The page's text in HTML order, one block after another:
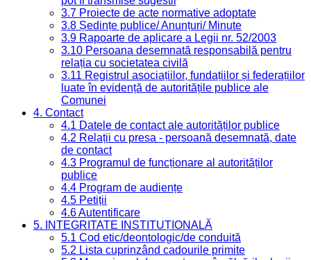
3.7 Proiecte de acte normative adoptate
3.8 Ședințe publice/ Anunțuri/ Minute
3.9 Rapoarte de aplicare a Legii nr. 52/2003
3.10 Persoana desemnată responsabilă pentru
relația cu societatea civilă
3.11 Registrul asociațiilor, fundațiilor și federațiilor
luate în evidență de autoritățile publice ale
Comunei
4. Contact
4.1 Datele de contact ale autorităților publice
4.2 Relații cu presa - persoană desemnată, date
de contact
4.3 Programul de funcționare al autorităților
publice
4.4 Program de audiențe
4.5 Petiții
4.6 Autentificare
5. INTEGRITATE INSTITUȚIONALĂ
5.1 Cod etic/deontologic/de conduită
5.2 Lista cuprinzând cadourile primite